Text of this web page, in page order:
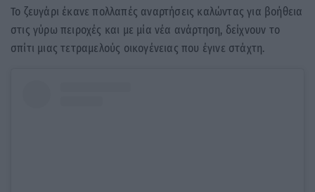
Το ζευγάρι έκανε πολλαπές αναρτήσεις καλώντας για βοήθεια
στις γύρω πειροχές και με μία νέα ανάρτηση, δείχνουν το
σπίτι μιας τετραμελούς οικογένειας που έγινε στάχτη.